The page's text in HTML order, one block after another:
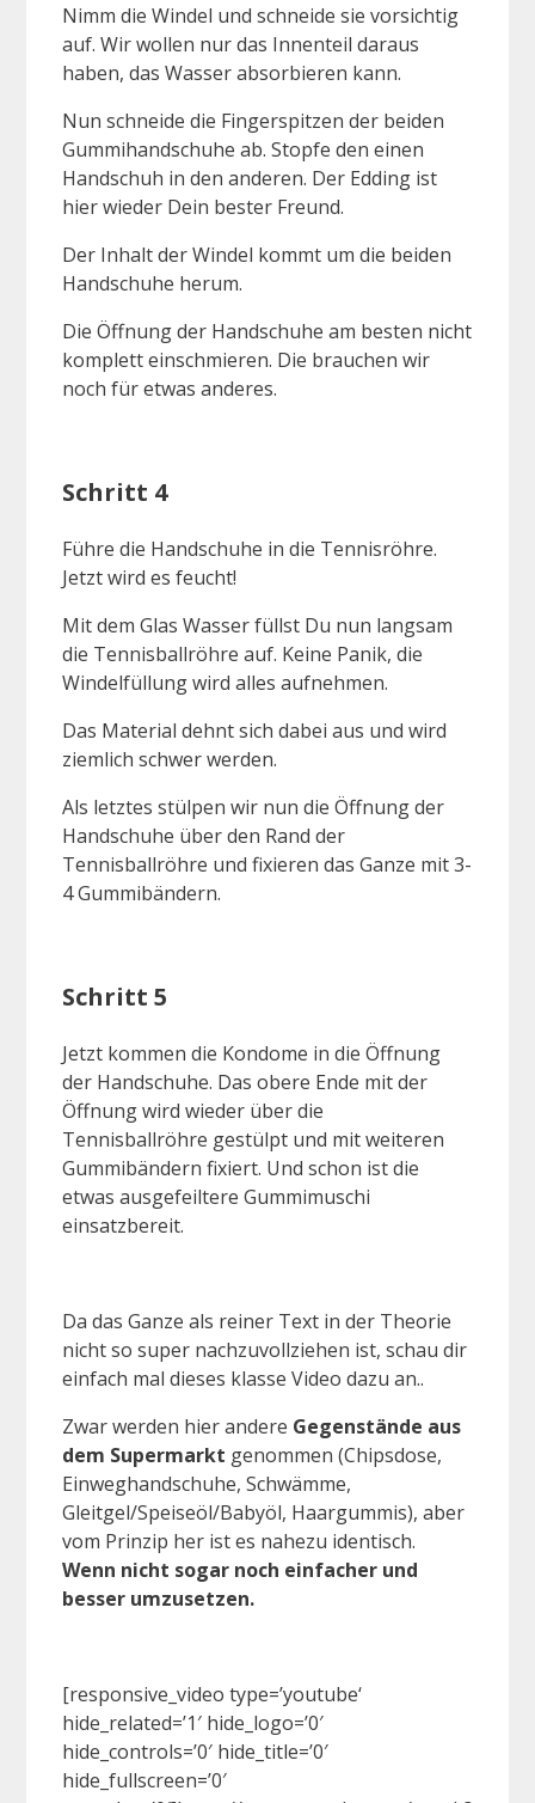
Nimm die Windel und schneide sie vorsichtig
auf. Wir wollen nur das Innenteil daraus
haben, das Wasser absorbieren kann.
Nun schneide die Fingerspitzen der beiden
Gummihandschuhe ab. Stopfe den einen
Handschuh in den anderen. Der Edding ist
hier wieder Dein bester Freund.
Der Inhalt der Windel kommt um die beiden
Handschuhe herum.
Die Öffnung der Handschuhe am besten nicht
komplett einschmieren. Die brauchen wir
noch für etwas anderes.
Schritt 4
Führe die Handschuhe in die Tennisröhre.
Jetzt wird es feucht!
Mit dem Glas Wasser füllst Du nun langsam
die Tennisballröhre auf. Keine Panik, die
Windelfüllung wird alles aufnehmen.
Das Material dehnt sich dabei aus und wird
ziemlich schwer werden.
Als letztes stülpen wir nun die Öffnung der
Handschuhe über den Rand der
Tennisballröhre und fixieren das Ganze mit 3-
4 Gummibändern.
Schritt 5
Jetzt kommen die Kondome in die Öffnung
der Handschuhe. Das obere Ende mit der
Öffnung wird wieder über die
Tennisballröhre gestülpt und mit weiteren
Gummibändern fixiert. Und schon ist die
etwas ausgefeiltere Gummimuschi
einsatzbereit.
Da das Ganze als reiner Text in der Theorie
nicht so super nachzuvollziehen ist, schau dir
einfach mal dieses klasse Video dazu an..
Zwar werden hier andere Gegenstände aus
dem Supermarkt genommen (Chipsdose,
Einweghandschuhe, Schwämme,
Gleitgel/Speiseöl/Babyöl, Haargummis), aber
vom Prinzip her ist es nahezu identisch.
Wenn nicht sogar noch einfacher und
besser umzusetzen.
[responsive_video type=’youtube‘
hide_related=’1′ hide_logo=’0′
hide_controls=’0′ hide_title=’0′
hide_fullscreen=’0′